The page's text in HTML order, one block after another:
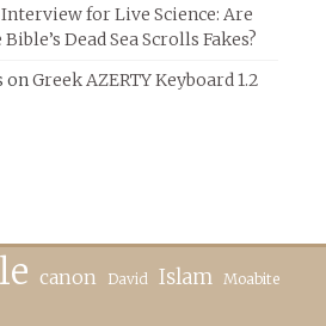
Interview for Live Science: Are
Dead Sea Scrolls Fakes?
onGreek AZERTY Keyboard 1.2
canon David Islam Moabite